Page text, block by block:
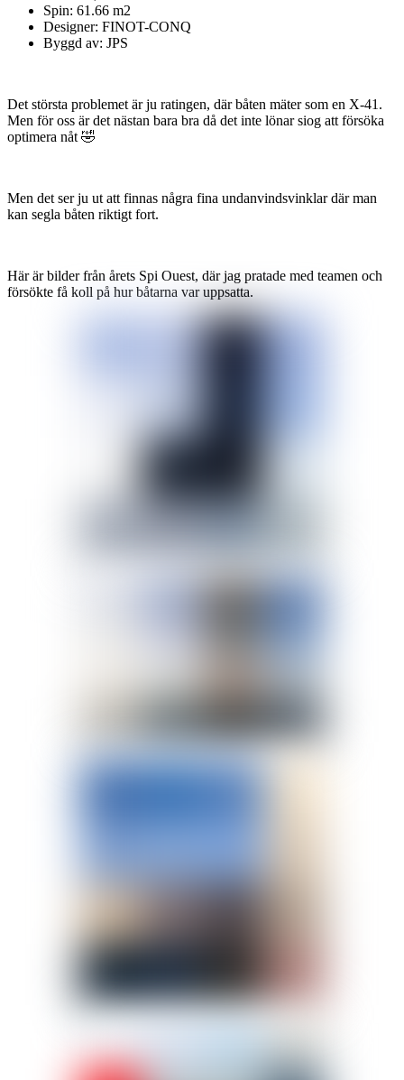
Spin: 61.66 m2
Designer: FINOT-CONQ
Byggd av: JPS
Det största problemet är ju ratingen, där båten mäter som en X-41.
Men för oss är det nästan bara bra då det inte lönar siog att försöka
optimera nåt 🤣
Men det ser ju ut att finnas några fina undanvindsvinklar där man
kan segla båten riktigt fort.
Här är bilder från årets Spi Ouest, där jag pratade med teamen och
försökte få koll på hur båtarna var uppsatta.